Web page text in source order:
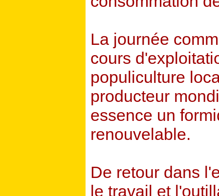
La journée
cours
populiculture
producteur
essence un
renouvelable.
De retour dans
le travail et